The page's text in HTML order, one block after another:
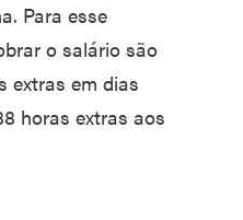
Para esse
o salário são
extras em dias
horas ex­tras aos